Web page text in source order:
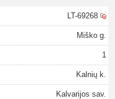
LT-69268
Miško g.
1
Kalnių k.
Kalvarijos sav.